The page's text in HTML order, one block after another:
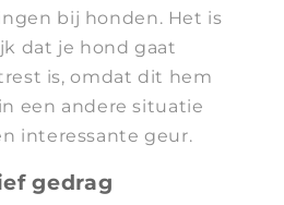
bij honden. Het is
dat je hond gaat
is, omdat dit hem
een andere situatie
interessante geur.
gedrag